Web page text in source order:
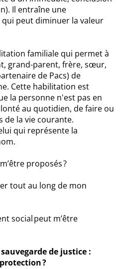
Il entraîne une
peut diminuer la valeur
familiale qui permet à
grand-parent, frère, sœur,
de Pacs) de
Cette habilitation est
la personne n'est pas en
au quotidien, de faire ou
de la vie courante.
qui représente la
proposés ?
tout au long de mon
social peut m’être
de justice :
?